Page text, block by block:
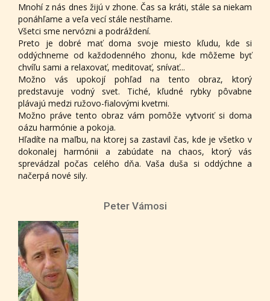
Mnohí z nás dnes žijú v zhone. Čas sa kráti, stále sa niekam
ponáhľame a veľa vecí stále nestíhame.
Všetci sme nervózni a podráždení.
Preto je dobré mať doma svoje miesto kľudu, kde si
oddýchneme od každodenného zhonu, kde môžeme byť
chvíľu sami a relaxovať, meditovať, snívať...
Možno vás upokojí pohľad na tento obraz, ktorý
predstavuje vodný svet. Tiché, kľudné rybky pôvabne
plávajú medzi ružovo-fialovými kvetmi.
Možno práve tento obraz vám pomôže vytvoriť si doma
oázu harmónie a pokoja.
Hľadíte na maľbu, na ktorej sa zastavil čas, kde je všetko v
dokonalej harmónii a zabúdate na chaos, ktorý vás
sprevádzal počas celého dňa. Vaša duša si oddýchne a
načerpá nové sily.
Peter Vámosi